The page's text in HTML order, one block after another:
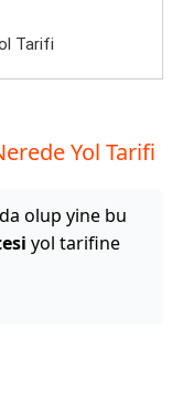
Tarifi
Yol Tarifi
olup yine bu
yol tarifine